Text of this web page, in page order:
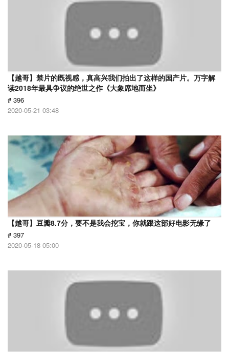
【越哥】禁片的既视感，真高兴我们拍出了这样的国产片。万字解
读2018年最具争议的绝世之作《大象席地而坐》
# 396
2020-05-21 03:48
【越哥】豆瓣8.7分，要不是我会挖宝，你就跟这部好电影无缘了
# 397
2020-05-18 05:00